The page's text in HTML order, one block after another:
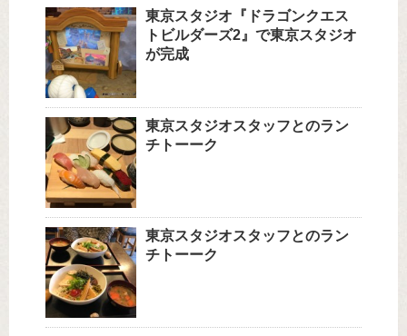
東京スタジオ『ドラゴンクエス
トビルダーズ2』で東京スタジオ
が完成
東京スタジオスタッフとのラン
チトーーク
東京スタジオスタッフとのラン
チトーーク